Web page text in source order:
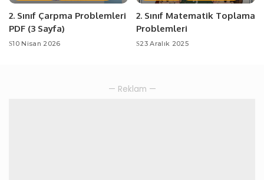
2. Sınıf Çarpma Problemleri
PDF (3 Sayfa)
10 Nisan 2026
2. Sınıf Matematik Toplama
Problemleri
23 Aralık 2025
— Reklam —